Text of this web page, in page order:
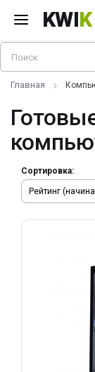
KWIK
Главная
Сортировка: